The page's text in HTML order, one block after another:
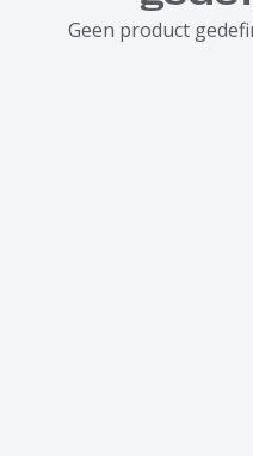
Geen product